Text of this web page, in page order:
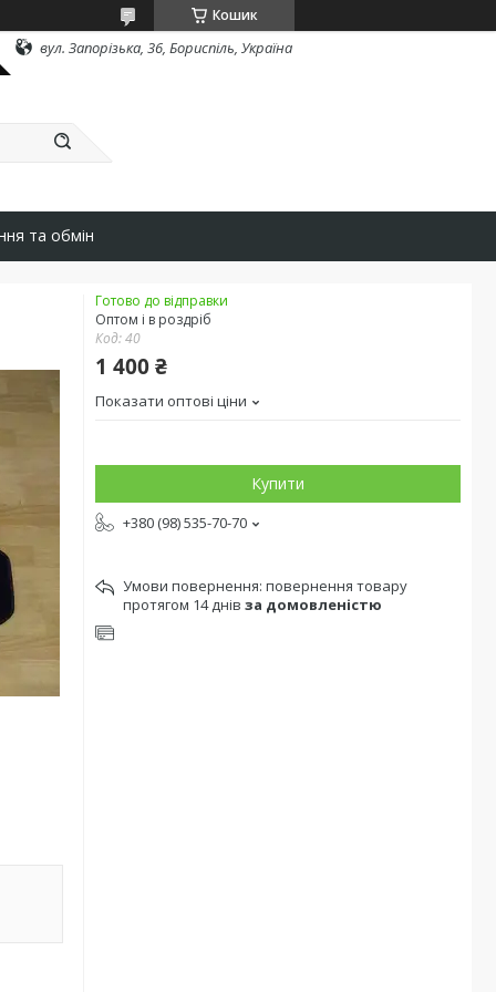
Кошик
вул. Запорізька, 36, Бориспіль, Україна
та обмін
Готово до відправки
Оптом і в роздріб
Код:40
1 400 ₴
Показати оптові ціни
Купити
+380 (98) 535-70-70
повернення товару
протягом 14 днів за домовленістю